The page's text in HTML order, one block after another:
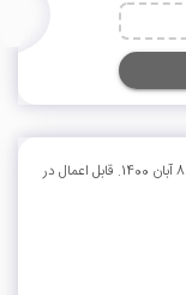
30 درصد تخفیف سرور مجازی SATA آلمان تا پایان شنبه 8 آبان 1400. قابل اعمال در